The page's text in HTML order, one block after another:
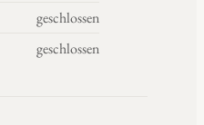
geschlossen
geschlossen